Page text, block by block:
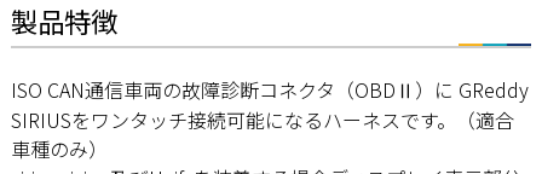
製品特徴
ISO CAN通信車両の故障診断コネクタ（OBDⅡ）に GReddy
SIRIUSをワンタッチ接続可能になるハーネスです。（適合
車種のみ）